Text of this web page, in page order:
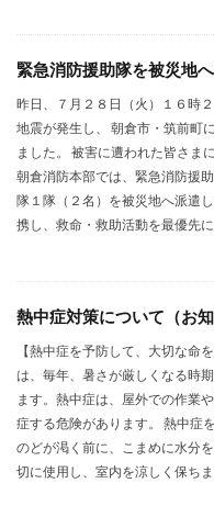
緊急消防援助隊を被災地
昨日、７月２８日（火）１６時
地震が発生し、 朝倉市・筑前町
ました。 被害に遭われた皆さ
朝倉消防本部では、緊急消防援
隊１隊（２名）を被災地へ派
携し、救命・救助活動を最優先
熱中症対策について（お知
【熱中症を予防して、大切な命
は、毎年、暑さが厳しくなる時
ます。熱中症は、屋外での作業
症する危険があります。 熱中症
のどが渇く前に、こまめに水分
切に使用し、室内を涼しく保ち